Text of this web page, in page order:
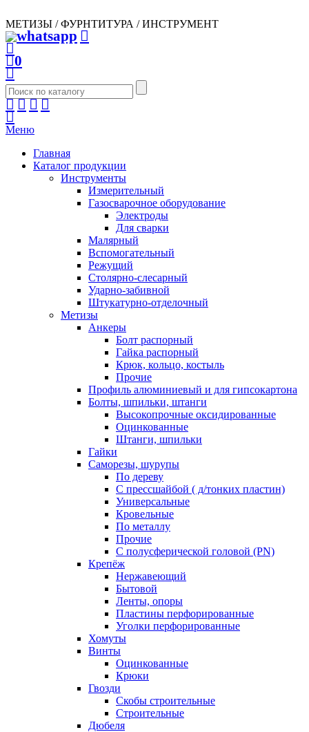
МЕТИЗЫ / ФУРНТИТУРА / ИНСТРУМЕНТ
0
Меню
Главная
Каталог продукции
Инструменты
Измерительный
Газосварочное оборудование
Электроды
Для сварки
Малярный
Вспомогательный
Режущий
Столярно-слесарный
Ударно-забивной
Штукатурно-отделочный
Метизы
Анкеры
Болт распорный
Гайка распорный
Крюк, кольцо, костыль
Прочие
Профиль алюминиевый и для гипсокартона
Болты, шпильки, штанги
Высокопрочные оксидированные
Оцинкованные
Штанги, шпильки
Гайки
Саморезы, шурупы
По дереву
С прессшайбой ( д/тонких пластин)
Универсальные
Кровельные
По металлу
Прочие
С полусферической головой (PN)
Крепёж
Нержавеющий
Бытовой
Ленты, опоры
Пластины перфорированные
Уголки перфорированные
Хомуты
Винты
Оцинкованные
Крюки
Гвозди
Скобы строительные
Строительные
Дюбеля